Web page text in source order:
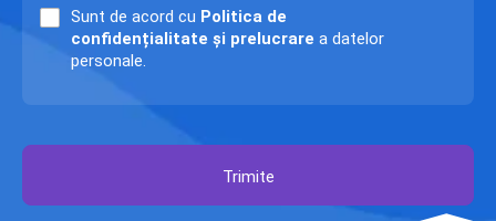
Sunt de acord cu Politica de
confidențialitate și prelucrare a datelor
personale.
Trimite